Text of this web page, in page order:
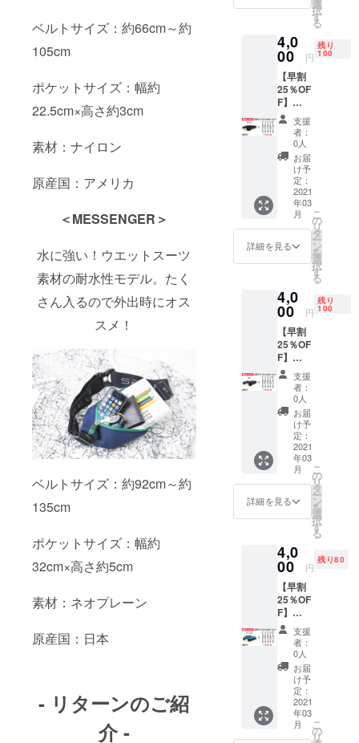
ベルトサイズ：約66cm～約
105cm
ポケットサイズ：幅約
22.5cm×高さ約3cm
素材：ナイロン
原産国：アメリカ
＜MESSENGER＞
水に強い！ウエットスーツ
素材の耐水性モデル。たく
さん入るので外出時にオス
スメ！
ベルトサイズ：約92cm～約
135cm
ポケットサイズ：幅約
32cm×高さ約5cm
素材：ネオプレーン
原産国：日本
- リターンのご紹
介 -
お届け
になり
ます。
※ご注文
状況、
使用部
材の供
給状
況、製
造工程
上の都
合等に
より出
荷時期
が遅れ
があり
ます。
す。 価
格：
3,800円
（税
込・送
料込）
一般販
売価
格：
5,082円
(税込)
３月上
旬～中
旬頃に
順次発
送予定
です。
になり
ます。
※ご注文
状況、
使用部
材の供
給状
況、製
造工程
上の都
合等に
より出
荷時期
が遅れ
る場合
ます。
サイズ
リーン
カモ」
とボト
ルホル
ダー1個
のセッ
トで
す。 ＊
ボトル
ホル
ダーは
10色の
中から
ランダ
ムで1個
選ばせ
ていた
3,800円
（税
込・送
料込）
一般販
売価
格：
5,082円
(税込)
３月上
旬～中
旬頃に
順次発
送予定
です。
ネコポ
スでの
※ご注文
状況、
使用部
材の供
給状
況、製
造工程
上の都
合等に
より出
荷時期
が遅れ
る場合
があり
ます。
選
択
す
る
4,0
00 円
残り
100
【早割
25％OF
F】
LARGE
サイズ
「ブ
ラッ
ク」1本
とボト
ルホル
ダー1個
SPIBEL
T
LARGE
サイズ
「ブ
ク」と
ボトル
ホル
ダー1個
のセッ
トで
す。 ＊
ボトル
ホル
ダーは
10色の
中から
ランダ
ムで1個
選ばせ
ていた
だきま
（税
込・送
料込）
一般販
売価
格：
5,302円
(税込)
３月上
旬～中
旬頃に
順次発
送予定
です。
ネコポ
支援
者：
0人
お届
け予
定：
2021
年03
月
詳細を見る
こ
の
リ
タ
ー
ン
を
選
択
す
る
4,0
00 円
残り
100
【早割
25％OF
F】
LARGE
サイズ
「ブ
ルー」1
本とボ
トルホ
ルダー1
SPIBEL
T
LARGE
サイズ
「ブ
とボト
ルホル
ダー1個
のセッ
トで
す。 ＊
ボトル
ホル
ダーは
10色の
中から
ランダ
ムで1個
選ばせ
ていた
支援
者：
0人
お届
け予
定：
2021
年03
月
詳細を見る
こ
の
リ
タ
ー
ン
を
選
択
す
る
4,0
00 円
残り80
【早割
25％OF
F】
LARGE
サイズ
「ター
コイ
ズ」1本
とボト
ルホル
ダー1個
SPIBEL
支援
者：
0人
お届
け予
定：
2021
年03
月
こ
の
リ